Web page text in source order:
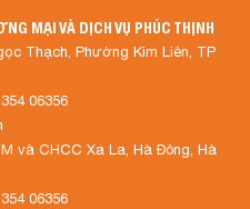
MẠI VÀ DỊCH VỤ PHÚC THỊNH
Thạch, Phường Kim Liên, TP
06356
và CHCC Xa La, Hà Đông, Hà
06356